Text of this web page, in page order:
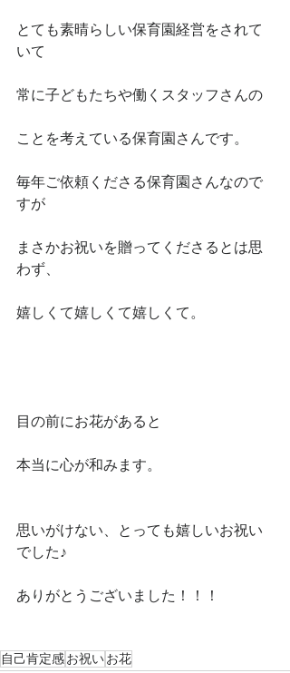
とても素晴らしい保育園経営をされて
いて
常に子どもたちや働くスタッフさんの
ことを考えている保育園さんです。
毎年ご依頼くださる保育園さんなので
すが
まさかお祝いを贈ってくださるとは思
わず、
嬉しくて嬉しくて嬉しくて。
目の前にお花があると
本当に心が和みます。
思いがけない、とっても嬉しいお祝い
でした♪
ありがとうございました！！！
自己肯定感お祝いお花